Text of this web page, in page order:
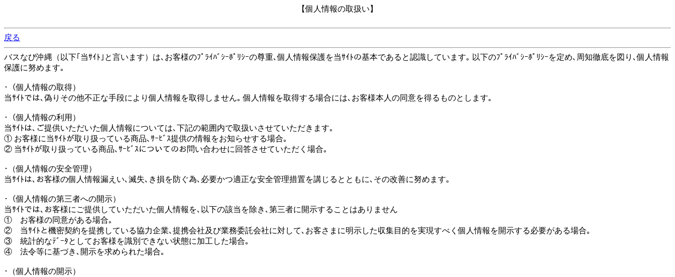
【個人情報の取扱い】
戻る
バスなび沖縄（以下｢当ｻｲﾄ｣と言います）は､お客様のﾌﾟﾗｲﾊﾞｼｰﾎﾟﾘｼｰの尊重､個人情報保護を当ｻｲﾄの基本であると認識しています｡ 以下のﾌﾟﾗｲﾊﾞｼｰﾎﾟﾘｼｰを定め､周知徹底を図り､個人情報
保護に努めます｡
･（個人情報の取得）
当ｻｲﾄでは､偽りその他不正な手段により個人情報を取得しません｡ 個人情報を取得する場合には､お客様本人の同意を得るものとします｡
･（個人情報の利用）
当ｻｲﾄは､ご提供いただいた個人情報については､下記の範囲内で取扱いさせていただきます｡
① お客様に当ｻｲﾄが取り扱っている商品､ｻｰﾋﾞｽ提供の情報をお知らせする場合｡
② 当ｻｲﾄが取り扱っている商品､ｻｰﾋﾞｽについてのお問い合わせに回答させていただく場合｡
･（個人情報の安全管理）
当ｻｲﾄは､お客様の個人情報漏えい､滅失､き損を防ぐ為､必要かつ適正な安全管理措置を講じるとともに､その改善に努めます｡
･（個人情報の第三者への開示）
当ｻｲﾄでは､お客様にご提供していただいた個人情報を､以下の該当を除き､第三者に開示することはありません
① お客様の同意がある場合｡
② 当ｻｲﾄと機密契約を提携している協力企業､提携会社及び業務委託会社に対して､お客さまに明示した収集目的を実現すべく個人情報を開示する必要がある場合｡
③ 統計的なﾃﾞｰﾀとしてお客様を識別できない状態に加工した場合｡
④ 法令等に基づき､開示を求められた場合｡
･（個人情報の開示）